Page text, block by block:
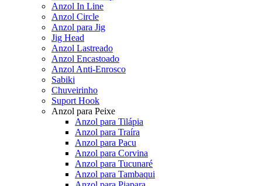
Anzol In Line
Anzol Circle
Anzol para Jig
Jig Head
Anzol Lastreado
Anzol Encastoado
Anzol Anti-Enrosco
Sabiki
Chuveirinho
Suport Hook
Anzol para Peixe
Anzol para Tilápia
Anzol para Traíra
Anzol para Pacu
Anzol para Corvina
Anzol para Tucunaré
Anzol para Tambaqui